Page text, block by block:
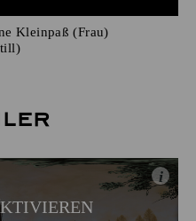
Kleinpaß (Frau)
i